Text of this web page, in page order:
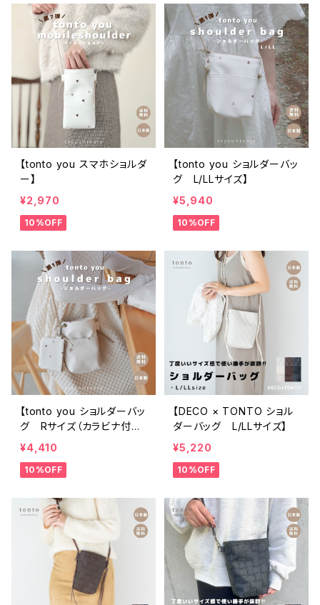
【tonto you スマホショルダ
ー】
¥2,970
10%OFF
【tonto you ショルダーバッ
グ L/LLサイズ】
¥5,940
10%OFF
【tonto you ショルダーバッ
グ Rサイズ（カラビナ付
き)】
¥4,410
10%OFF
【DECO × TONTO ショル
ダーバッグ L/LLサイズ】
¥5,220
10%OFF